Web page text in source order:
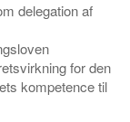
delegation af
for den
kompetence til